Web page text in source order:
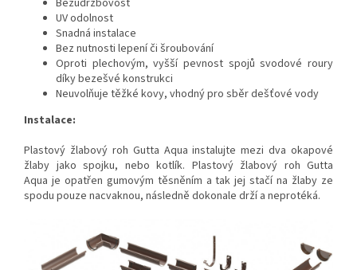
UV odolnost
Snadná instalace
Bez nutnosti lepení či šroubování
Oproti plechovým, vyšší pevnost spojů svodové roury
díky bezešvé konstrukci
Neuvolňuje těžké kovy, vhodný pro sběr dešťové vody
Instalace:
Plastový žlabový roh Gutta Aqua instalujte mezi dva okapové
žlaby jako spojku, nebo kotlík. Plastový žlabový roh Gutta
Aqua je opatřen gumovým těsněním a tak jej stačí na žlaby ze
spodu pouze nacvaknou, následně dokonale drží a neprotéká.